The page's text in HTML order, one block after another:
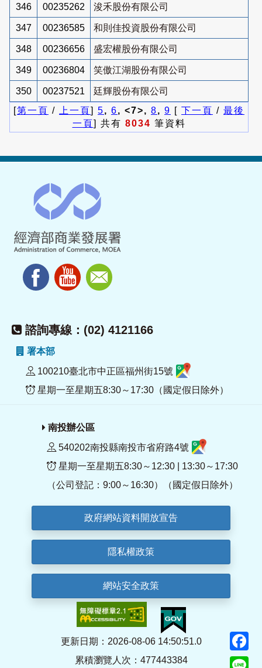
346 00235262 浚禾股份有限公司
347 00236585 和則佳投資股份有限公司
348 00236656 盛宏權股份有限公司
349 00236804 笑傲江湖股份有限公司
350 00237521
廷輝股份有限公司
[第一頁 / 上一頁] 5, 6, <7>, 8, 9 [ 下一頁 / 最後
一頁] 共有 8034 筆資料
諮詢專線：(02) 4121166
署本部
100210臺北市中正區福州街15號
星期一至星期五8:30～17:30（國定假日除外）
南投辦公區
540202南投縣南投市省府路4號
星期一至星期五8:30～12:30 | 13:30～17:30
（公司登記：9:00～16:30）（國定假日除外）
政府網站資料開放宣告
隱私權政策
網站安全政策
更新日期：2026-08-06 14:50:51.0
累積瀏覽人次：477443384